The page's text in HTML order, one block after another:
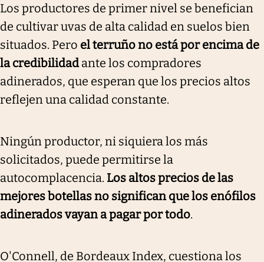
Los productores de primer nivel se benefician
de cultivar uvas de alta calidad en suelos bien
situados. Pero el terruño no está por encima de
la credibilidadante los compradores
adinerados, que esperan que los precios altos
reflejen una calidad constante.
Ningún productor, ni siquiera los más
solicitados, puede permitirse la
autocomplacencia. Los altos precios de las
mejores botellas no significan que los enófilos
adinerados vayan a pagar por todo.
O'Connell, de Bordeaux Index, cuestiona los